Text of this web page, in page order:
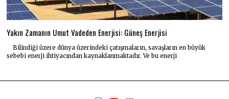
Yakın Zamanın Umut Vadeden Enerjisi: Güneş Enerjisi
Bilindiği üzere dünya üzerindeki çatışmaların, savaşların en büyük
sebebi enerji ihtiyacından kaynaklanmaktadır. Ve bu enerji